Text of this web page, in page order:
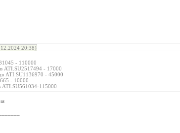
20:38)
- 110000
ATI.SU2517494 - 17000
ATI.SU1136970 - 45000
- 10000
ATI.SU561034-115000